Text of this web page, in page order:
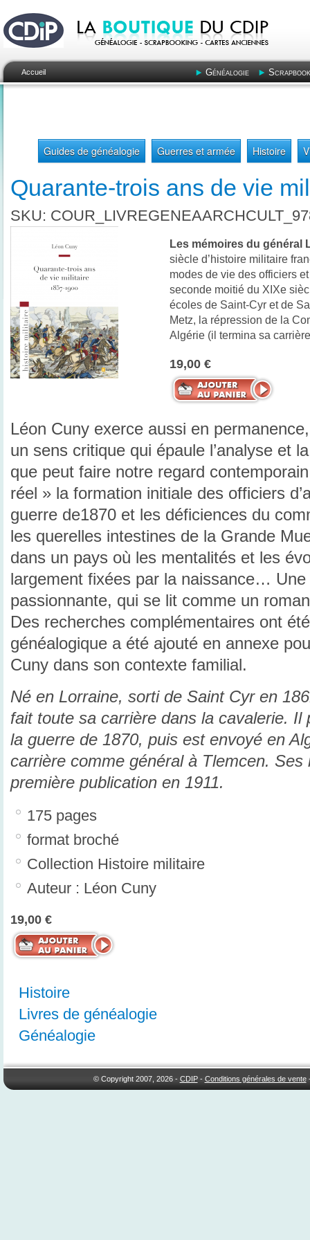
Accueil Généalogie
Guides de généalogie Guerres et armée Histoire
Quarante-trois ans de vie
SKU:
Les mémoires du général
siècle d’histoire militaire
modes de vie des officiers
seconde moitié du XIXe
écoles de Saint-Cyr et de
Metz, la répression de la
Algérie (il termina sa
19,00 €
Léon Cuny exerce aussi en
un sens critique qui épaule l’analyse et
que peut faire notre regard
réel » la formation initiale des officiers
guerre de1870 et les déficiences du
les querelles intestines de la Grande
dans un pays où les mentalités et les
largement fixées par la naissance… Une
passionnante, qui se lit comme un
Des recherches complémentaires ont
généalogique a été ajouté en annexe
Cuny dans son contexte familial.
Né en Lorraine, sorti de Saint Cyr en
fait toute sa carrière dans la cavalerie. Il
la guerre de 1870, puis est envoyé en
carrière comme général à Tlemcen.
première publication en 1911.
175 pages
format broché
Collection Histoire militaire
Auteur : Léon Cuny
19,00 €
Histoire
Livres de généalogie
Généalogie
© Copyright 2007, 2026 - CDIP- Conditions générales de vente